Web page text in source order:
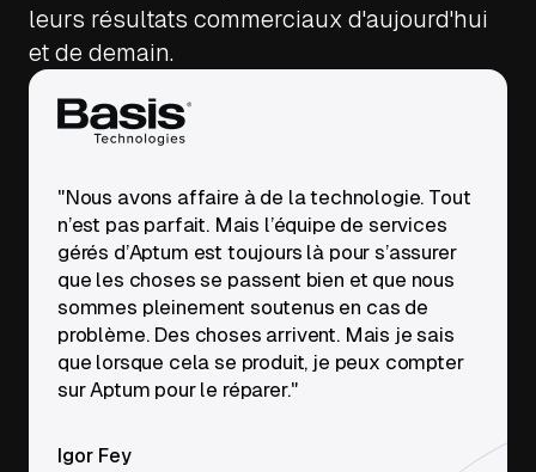
leurs résultats commerciaux d'aujourd'hui
et de demain.
"Nous avons affaire à de la technologie. Tout
n’est pas parfait. Mais l’équipe de services
gérés d’Aptum est toujours là pour s’assurer
que les choses se passent bien et que nous
sommes pleinement soutenus en cas de
problème. Des choses arrivent. Mais je sais
que lorsque cela se produit, je peux compter
sur Aptum pour le réparer."
Igor Fey